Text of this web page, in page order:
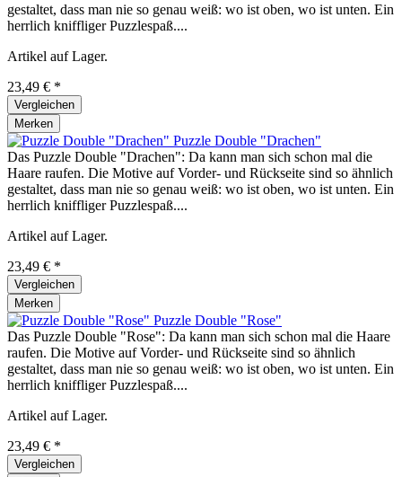
gestaltet, dass man nie so genau weiß: wo ist oben, wo ist unten. Ein
herrlich kniffliger Puzzlespaß....
Artikel auf Lager.
23,49 € *
Vergleichen
Merken
Puzzle Double "Drachen"
Das Puzzle Double "Drachen": Da kann man sich schon mal die
Haare raufen. Die Motive auf Vorder- und Rückseite sind so ähnlich
gestaltet, dass man nie so genau weiß: wo ist oben, wo ist unten. Ein
herrlich kniffliger Puzzlespaß....
Artikel auf Lager.
23,49 € *
Vergleichen
Merken
Puzzle Double "Rose"
Das Puzzle Double "Rose": Da kann man sich schon mal die Haare
raufen. Die Motive auf Vorder- und Rückseite sind so ähnlich
gestaltet, dass man nie so genau weiß: wo ist oben, wo ist unten. Ein
herrlich kniffliger Puzzlespaß....
Artikel auf Lager.
23,49 € *
Vergleichen